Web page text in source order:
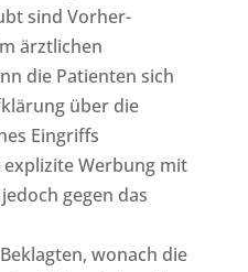
sind Vorher-
ärztlichen
die Patienten sich
über die
Eingriffs
Werbung mit
gegen das
wonach die